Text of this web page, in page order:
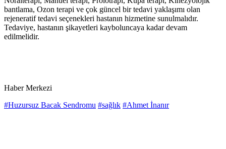
bantlama, Ozon terapi ve çok güncel bir tedavi yaklaşımı olan
rejeneratif tedavi seçenekleri hastanın hizmetine sunulmalıdır.
Tedaviye, hastanın şikayetleri kayboluncaya kadar devam
edilmelidir.
Haber Merkezi
#Huzursuz Bacak Sendromu #sağlık #Ahmet İnanır